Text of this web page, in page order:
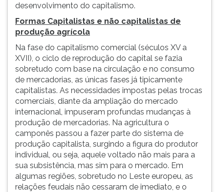
desenvolvimento do capitalismo.
Formas Capitalistas e não capitalistas de
produção agrícola
Na fase do capitalismo comercial (séculos XV a
XVII), o ciclo de reprodução do capital se fazia
sobretudo com base na circulação e no consumo
de mercadorias, as únicas fases já tipicamente
capitalistas. As necessidades impostas pelas trocas
comerciais, diante da ampliação do mercado
internacional, impuseram profundas mudanças à
produção de mercadorias. Na agricultura o
camponês passou a fazer parte do sistema de
produção capitalista, surgindo a figura do produtor
individual, ou seja, aquele voltado não mais para a
sua subsistência, mas sim para o mercado. Em
algumas regiões, sobretudo no Leste europeu, as
relações feudais não cessaram de imediato, e o